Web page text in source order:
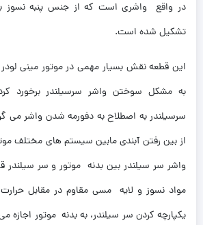
در واقع واشری است که از جنس پنبه نسوز
تشکیل شده است.
این قطعه نقش بسیار مهمی در موتور مینی لودر
به مشکل سوختن واشر سرسیلندر برخورد
سرسیلندر به اصطلاح به دفورمه شدن واشر می
از بین رفتن آبندی مابین سیستم های مختلف
واشر سر سیلندر بین بدنه موتور و سر سیلندر
مواد نسوز و لایه مسی مقاوم در مقابل
یکپارچه کردن سر سیلندر، به بدنه موتور